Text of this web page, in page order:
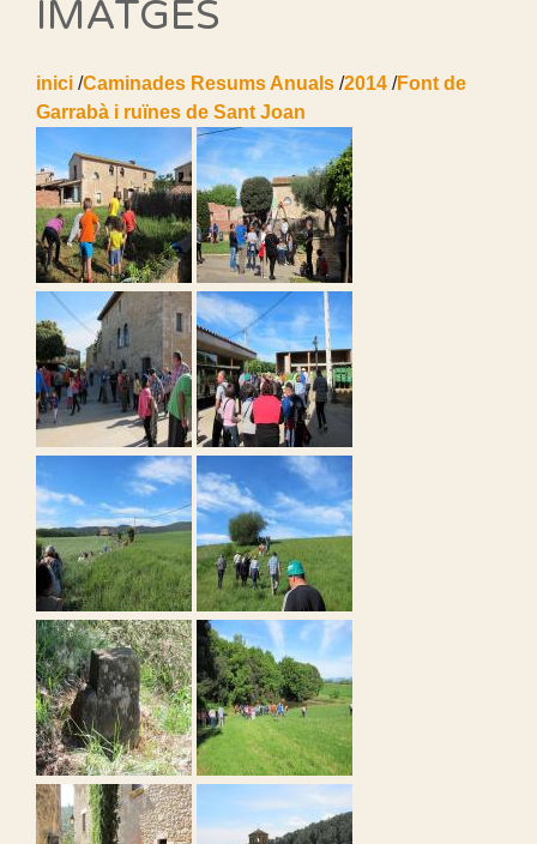
IMATGES
inici /Caminades Resums Anuals /2014 /Font de
Garrabà i ruïnes de Sant Joan